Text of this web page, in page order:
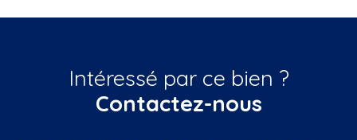
Intéressé par ce bien ?
Contactez-nous